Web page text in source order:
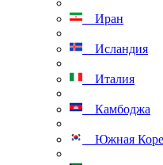
Иран
Исландия
Италия
Камбоджа
Южная